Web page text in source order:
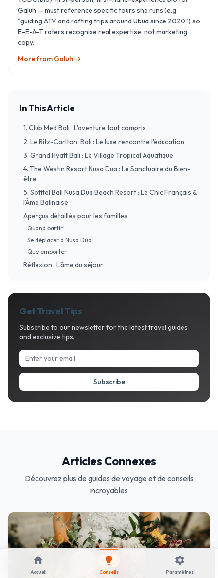
Galuh — must reference specific tours she runs (e.g.
"guiding ATV and rafting trips around Ubud since 2020") so
E-E-A-T raters recognise real expertise, not marketing
copy.
More from Galuh →
In This Article
​1. Club Med Bali : L'aventure tout compris
​2. Le Ritz-Carlton, Bali : Le luxe rencontre l'éducation
​3. Grand Hyatt Bali : Le Village Tropical Aquatique
4. The Westin Resort Nusa Dua : Le Sanctuaire du Bien-
être
5. Sofitel Bali Nusa Dua Beach Resort : Le Chic Français &
l'Âme Balinaise
​Aperçus détaillés pour les familles
​Quand partir
​Se déplacer à Nusa Dua
​Que emporter
​Réflexion : L'âme du séjour
Get Travel Tips
Subscribe to our newsletter for the latest travel guides
and exclusive tips.
Subscribe
Articles Connexes
Découvrez plus de guides de voyage et de conseils
incroyables
home
Accueil
lightbulb
Conseils
settings
Paramètres